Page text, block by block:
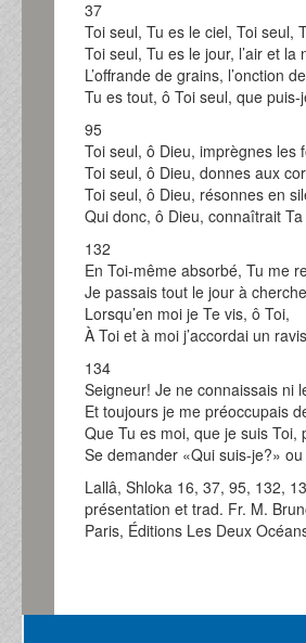
37
Toi seul, Tu es le ciel, Toi seul,
Toi seul, Tu es le jour, l’air et la
L’offrande de grains, l’onction
Tu es tout, ô Toi seul, que puis-
95
Toi seul, ô Dieu, imprègnes les
Toi seul, ô Dieu, donnes aux
Toi seul, ô Dieu, résonnes en
Qui donc, ô Dieu, connaîtrait
132
En Toi-même absorbé, Tu me
Je passais tout le jour à
Lorsqu’en moi je Te vis, ô Toi,
À Toi et à moi j’accordai un
134
Seigneur! Je ne connaissais ni
Et toujours je me préoccupais
Que Tu es moi, que je suis
Se demander «Qui suis-je?»
Lallâ, Shloka 16, 37, 95, 132,
présentation et trad. Fr. M.
Paris, Éditions Les Deux